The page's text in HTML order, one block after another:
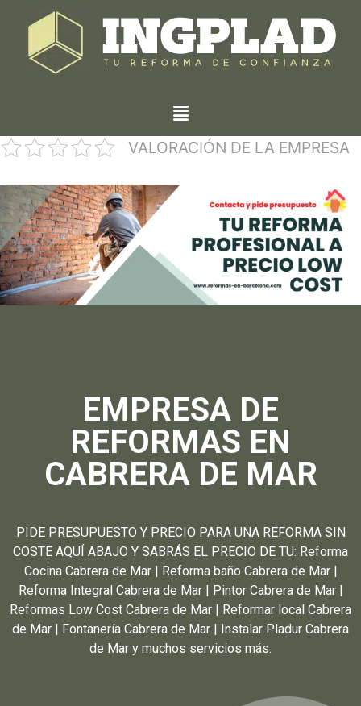
VALORACIÓN DE LA EMPRESA
EMPRESA DE
REFORMAS EN
CABRERA DE MAR
PIDE PRESUPUESTO Y PRECIO PARA UNA REFORMA SIN
COSTE AQUÍ ABAJO Y SABRÁS EL PRECIO DE TU: Reforma
Cocina Cabrera de Mar | Reforma baño Cabrera de Mar |
Reforma Integral Cabrera de Mar | Pintor Cabrera de Mar |
Reformas Low Cost Cabrera de Mar | Reformar local Cabrera
de Mar | Fontanería Cabrera de Mar | Instalar Pladur Cabrera
de Mar y muchos servicios más.